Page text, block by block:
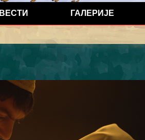
ВЕСТИ ГАЛЕРИЈЕ